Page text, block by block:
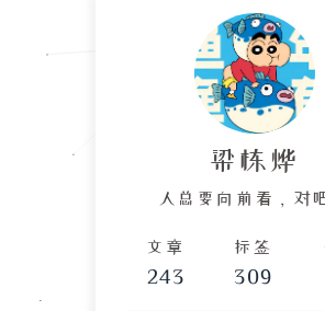
梁栋烨
人总要向前看，对
文章
243
标签
309